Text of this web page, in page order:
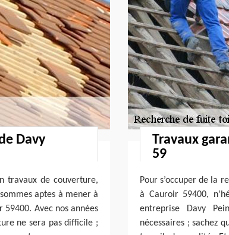
Davy
travaux de couverture,
aptes à mener à
Avec nos années
ne sera pas difficile ;
Travaux
59
Pour s’occuper de la
à Cauroir 59400,
entreprise Davy
nécessaires ; sachez